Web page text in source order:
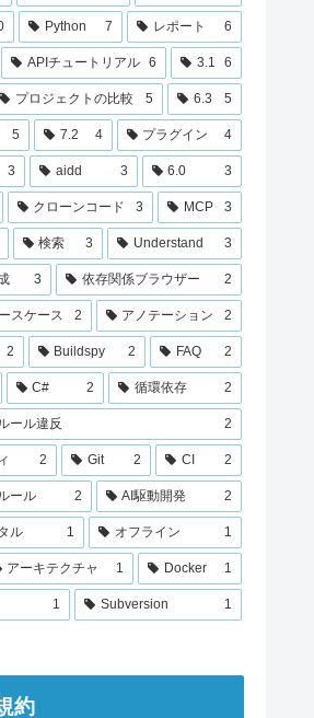
Python 7 レポート 6
APIチュートリアル 6 3.1 6
プロジェクトの比較 5 6.3 5
5 7.2 4 プラグイン 4
3 aidd 3 6.0 3
クローンコード 3 MCP 3
検索 3 Understand 3
3 依存関係ブラウザー 2
スケース 2 アノテーション 2
2 Buildspy 2 FAQ 2
C# 2 循環依存 2
ール違反 2
2 Git 2 CI 2
ール 2 AI駆動開発 2
ル 1 オフライン 1
アーキテクチャ 1 Docker 1
1 Subversion 1
約